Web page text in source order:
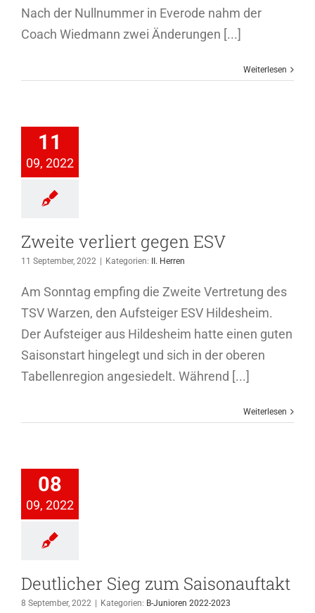
Nach der Nullnummer in Everode nahm der
Coach Wiedmann zwei Änderungen [...]
Weiterlesen
11
09, 2022
verliert
ESV
II. Herren
Zweite verliert gegen ESV
11 September, 2022 Kategorien: II. Herren
Am Sonntag empfing die Zweite Vertretung des
TSV Warzen, den Aufsteiger ESV Hildesheim.
Der Aufsteiger aus Hildesheim hatte einen guten
Saisonstart hingelegt und sich in der oberen
Tabellenregion angesiedelt. Während [...]
Weiterlesen
08
09, 2022
Deutlicher Sieg zum Saisonauftakt
8 September, 2022 Kategorien: B-Junioren 2022-2023